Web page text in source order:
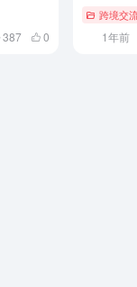
387 0
跨境交流
1年前